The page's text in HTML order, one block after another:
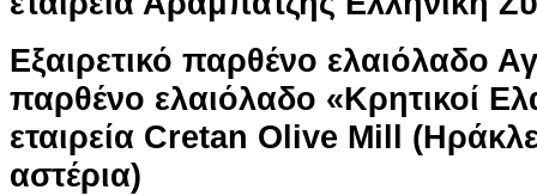
Εξαιρετικό παρθένο ελαιόλαδο
παρθένο ελαιόλαδο «Κρητικοί
εταιρεία Cretan Olive Mill
αστέρια)